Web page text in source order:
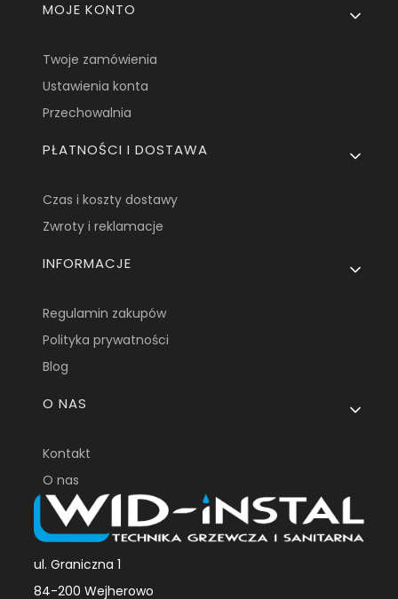
Linki w stopce
MOJE KONTO
Twoje zamówienia
Ustawienia konta
Przechowalnia
PŁATNOŚCI I DOSTAWA
Czas i koszty dostawy
Zwroty i reklamacje
INFORMACJE
Regulamin zakupów
Polityka prywatności
Blog
O NAS
Kontakt
O nas
ul. Graniczna 1
84-200 Wejherowo